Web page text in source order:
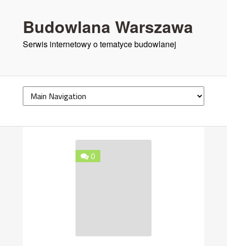
Budowlana Warszawa
Serwis internetowy o tematyce budowlanej
0